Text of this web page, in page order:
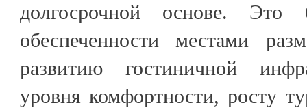
долгосрочной основе. Это
обеспеченности местами
развитию гостиничной
уровня комфортности, росту